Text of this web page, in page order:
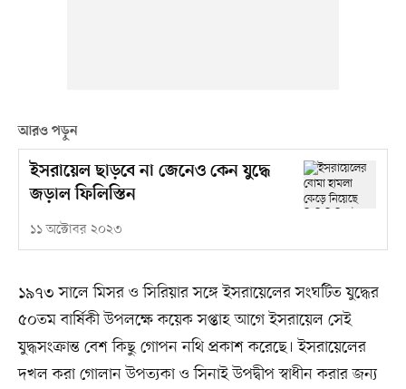
আরও পড়ুন
ইসরায়েল ছাড়বে না জেনেও কেন যুদ্ধে
জড়াল ফিলিস্তিন
১১ অক্টোবর ২০২৩
১৯৭৩ সালে মিসর ও সিরিয়ার সঙ্গে ইসরায়েলের সংঘটিত যুদ্ধের
৫০তম বার্ষিকী উপলক্ষে কয়েক সপ্তাহ আগে ইসরায়েল সেই
যুদ্ধসংক্রান্ত বেশ কিছু গোপন নথি প্রকাশ করেছে। ইসরায়েলের
দখল করা গোলান উপত্যকা ও সিনাই উপদ্বীপ স্বাধীন করার জন্য